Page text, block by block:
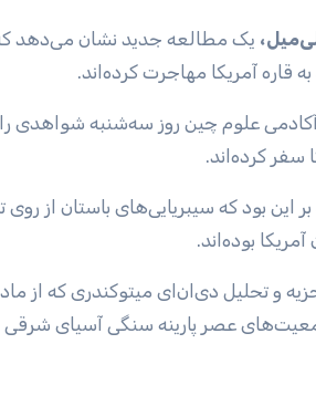
قاره آمریکا مهاجرت کرده‌اند.
علوم چین روز سه‌شنبه شواهدی
سفر کرده‌اند.
بر این بود که سیبریایی‌های باستان از
آمریکا بوده‌اند.
و تحلیل دی‌ان‌ای میتوکندری که از
عصر پارینه سنگی آسیای شرقی را